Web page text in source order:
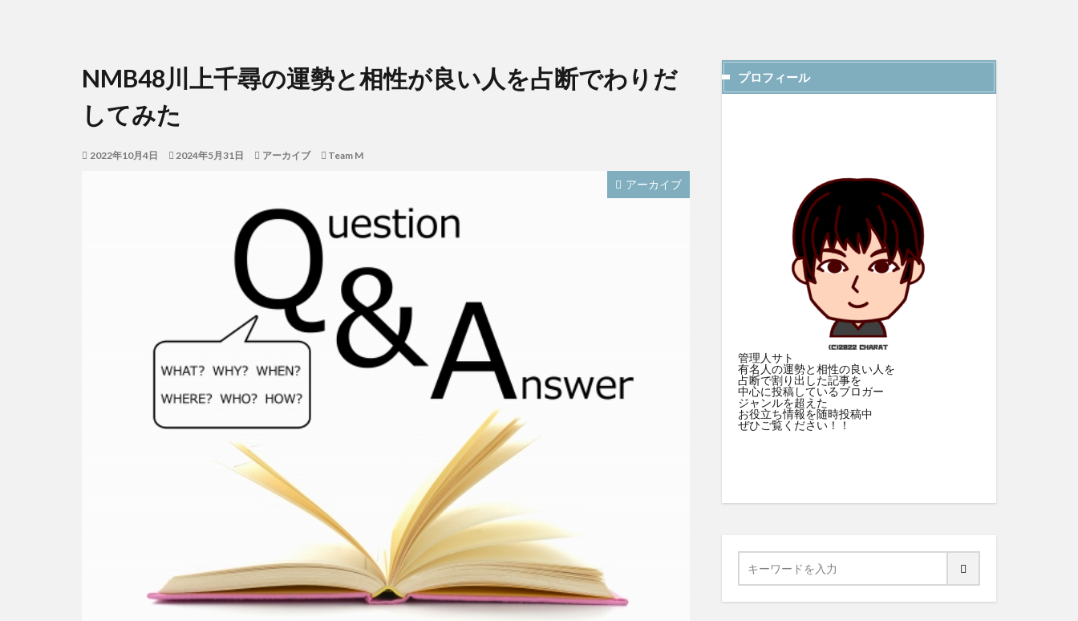
NMB48川上千尋の運勢と相性が良い人を占断でわりだ
してみた
2022年10月4日 2024年5月31日 アーカイブ Team M
アーカイブ
プロフィール
管理人サト
有名人の運勢と相性の良い人を
占断で割り出した記事を
中心に投稿しているブロガー
ジャンルを超えた
お役立ち情報を随時投稿中
ぜひご覧ください！！